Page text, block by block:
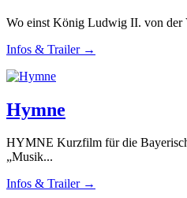
Wo einst König Ludwig II. von der
Infos & Trailer →
Hymne
HYMNE Kurzfilm für die
„Musik...
Infos & Trailer →